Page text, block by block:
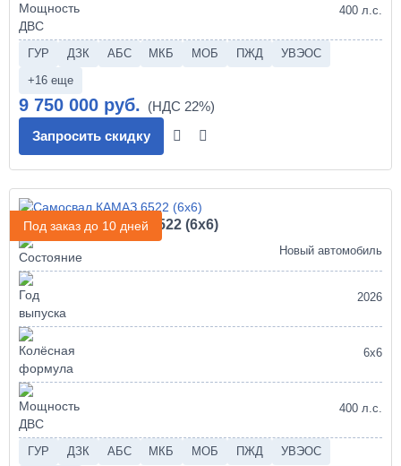
400 л.с.
ГУР ДЗК АБС МКБ МОБ ПЖД
УВЭОС
+16 еще
9 750 000 руб.
Запросить скидку
Под заказ до 10 дней
Самосвал КАМАЗ 6522 (6х6)
Новый автомобиль
2026
6х6
400 л.с.
ГУР ДЗК АБС МКБ МОБ ПЖД УВЭОС